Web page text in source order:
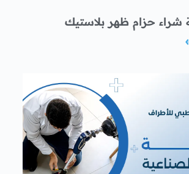
شراء حزام ظهر بلاستيك